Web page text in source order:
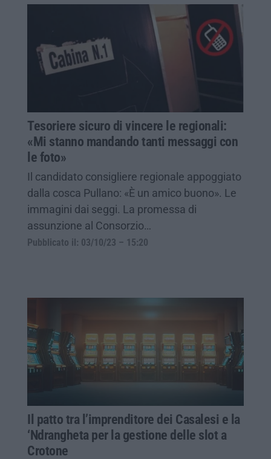
Tesoriere sicuro di vincere le regionali:
«Mi stanno mandando tanti messaggi con
le foto»
Il candidato consigliere regionale appoggiato
dalla cosca Pullano: «È un amico buono». Le
immagini dai seggi. La promessa di
assunzione al Consorzio…
Pubblicato il: 03/10/23 – 15:20
Il patto tra l’imprenditore dei Casalesi e la
‘Ndrangheta per la gestione delle slot a
Crotone